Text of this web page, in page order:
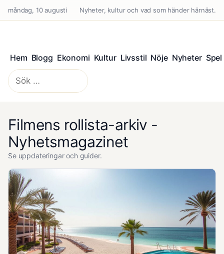
måndag, 10 augusti Nyheter, kultur och vad som händer härnäst.
Hem Blogg Ekonomi Kultur Livsstil Nöje Nyheter Spel
Sök
efter:
Filmens rollista-arkiv -
Nyhetsmagazinet
Se uppdateringar och guider.